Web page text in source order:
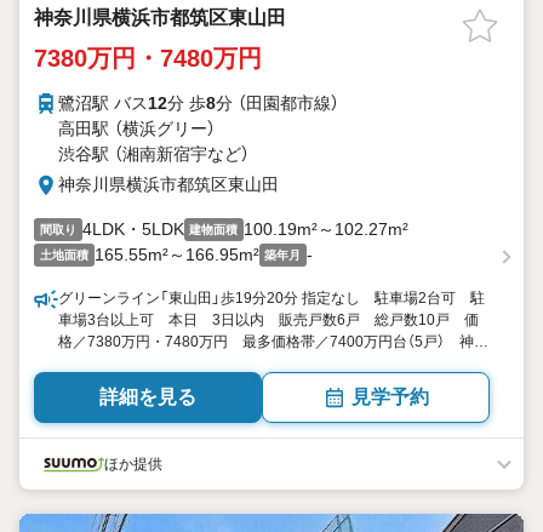
神奈川県横浜市都筑区東山田
7380万円・7480万円
鷺沼駅 バス12分 歩8分 （田園都市線）
高田駅 （横浜グリー）
渋谷駅 （湘南新宿宇など）
神奈川県横浜市都筑区東山田
間取り 4LDK・5LDK 建物面積 100.19m²～102.27m²
土地面積 165.55m²～166.95m² 築年月 -
グリーンライン「東山田」歩19分20分 指定なし 駐車場2台可 駐
車場3台以上可 本日 3日以内 販売戸数6戸 総戸数10戸 価
格／7380万円・7480万円 最多価格帯／7400万円台（5戸） 神奈
米（実測） 向き／▼未選択 by SUUMO
詳細を見る 見学予約
ほか提供